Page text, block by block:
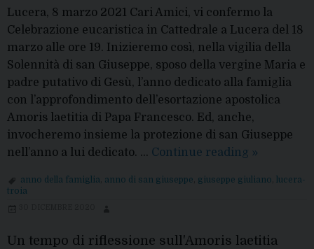
Lucera, 8 marzo 2021 Cari Amici, vi confermo la
Celebrazione eucaristica in Cattedrale a Lucera del 18
marzo alle ore 19. Inizieremo così, nella vigilia della
Solennità di san Giuseppe, sposo della vergine Maria e
padre putativo di Gesù, l’anno dedicato alla famiglia
con l’approfondimento dell’esortazione apostolica
Amoris laetitia di Papa Francesco. Ed, anche,
invocheremo insieme la protezione di san Giuseppe
nell’anno a lui dedicato. … Continue reading Il
all’Anno
Amoris
»
anno della famiglia anno di san giuseppe giuseppe giuliano
lucera-
troia
Un tempo di riflessione sull'Amoris laetitia